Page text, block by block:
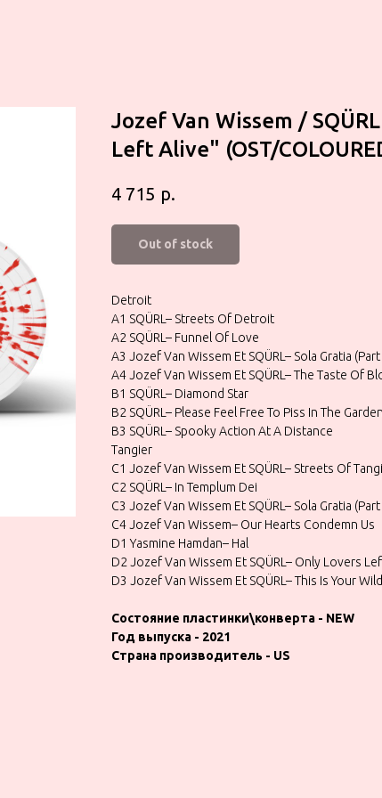
Jozef Van Wissem /
Left Alive" (OST/
4 715 р.
Out of stock
Detroit
A1 SQÜRL– Streets Of Detroit
A2 SQÜRL– Funnel Of Love
A3 Jozef Van Wissem Et SQÜRL– Sola Gratia (Part
A4 Jozef Van Wissem Et SQÜRL– The Taste Of
B1 SQÜRL– Diamond Star
B2 SQÜRL– Please Feel Free To Piss In The Garden
B3 SQÜRL– Spooky Action At A Distance
Tangier
C1 Jozef Van Wissem Et SQÜRL– Streets Of
C2 SQÜRL– In Templum Dei
C3 Jozef Van Wissem Et SQÜRL– Sola Gratia (Part
C4 Jozef Van Wissem– Our Hearts Condemn Us
D1 Yasmine Hamdan– Hal
D2 Jozef Van Wissem Et SQÜRL– Only Lovers
D3 Jozef Van Wissem Et SQÜRL– This Is Your
Состояние пластинки\конверта - NEW
Год выпуска - 2021
Страна производитель - US